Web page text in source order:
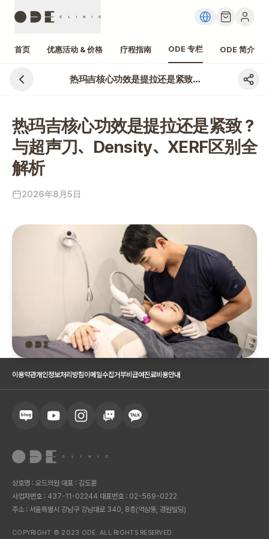
首页 优惠活动 & 价格 疗程指南 ODE 专栏 ODE 简介
热玛吉核心功效是提拉还是紧致？与超声刀、Density、XERF区别全解析
热玛吉核心功效是提拉还是紧致？
与超声刀、Density、XERF区别全
解析
2026年8月5日
이용약관개인정보처리방침이메일수집거부비급여진료비용안내
상호명 : 오드의원 대표 : 김도훈
사업자번호 : 437-11-02244 대표번호 : 02-569-0222
주소 : 서울특별시 강남구 강남대로 340, 8층(역삼동, 경원빌딩)
COPYRIGHT © 2023 ODE. ALL RIGHTS RESERVED.